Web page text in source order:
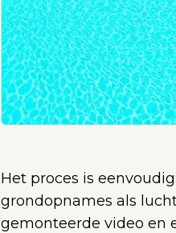
Het proces is
grondopnames als
gemonteerde video en